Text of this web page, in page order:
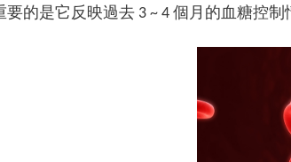
要的是它反映過去 3 ~ 4 個月的血糖控制